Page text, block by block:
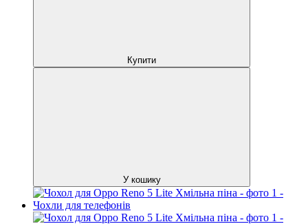
Купити
У кошику